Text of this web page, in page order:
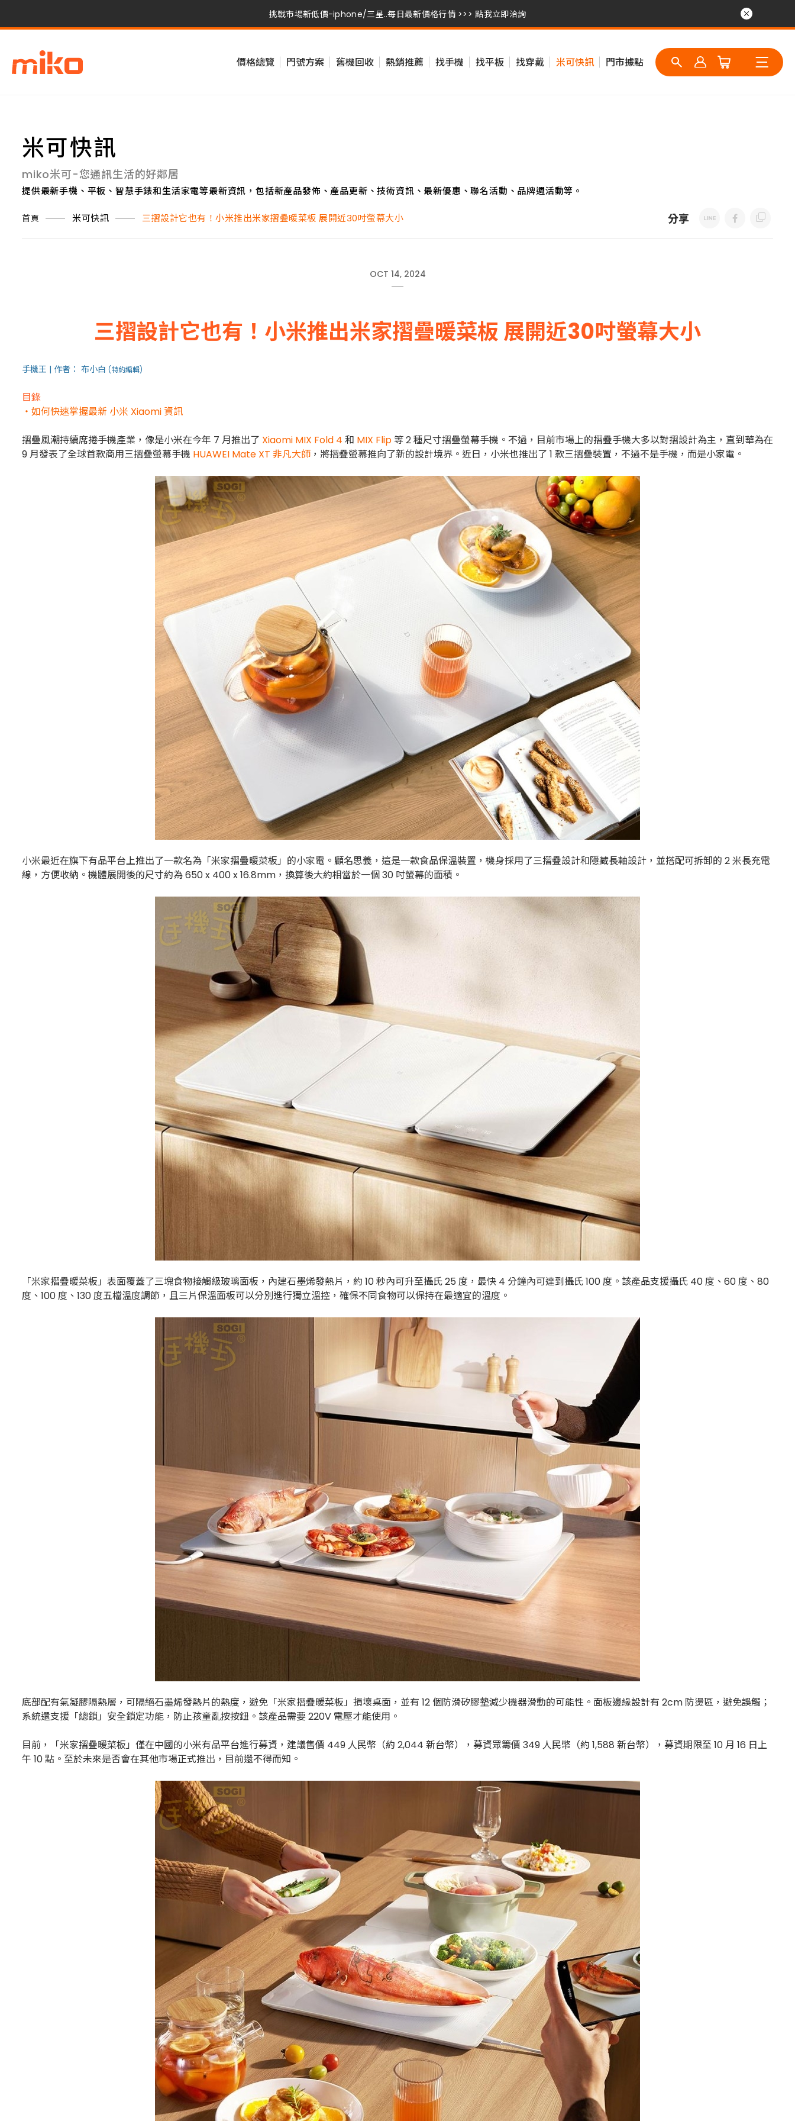
挑戰市場新低價-iphone/三星..每日最新價格行情 >>> 點我立即洽詢
挑戰市場新低價-iphone/三星..每日最新價格行情 >>> 點我立即洽詢
價格總覽 門號方案 舊機回收 熱銷推薦 找手機 找平板 找穿戴 米可快訊 門市據點
米可快訊
miko米可-您通訊生活的好鄰居
提供最新手機、平板、智慧手錶和生活家電等最新資訊，包括新產品發佈、產品更新、技術資訊、最新優惠、聯名活動、品牌週活動等。
首頁 米可快訊 三摺設計它也有！小米推出米家摺疊暖菜板 展開近30吋螢幕大小 分享
OCT 14, 2024
三摺設計它也有！小米推出米家摺疊暖菜板 展開近30吋螢幕大小
手機王 | 作者： 布小白 (特約編輯)
目錄
・如何快速掌握最新 小米 Xiaomi 資訊
摺疊風潮持續席捲手機產業，像是小米在今年 7 月推出了 Xiaomi MIX Fold 4 和 MIX Flip 等 2 種尺寸摺疊螢幕手機。不過，目前市場上的摺疊手機大多以對摺設計為主，直到華為在
9 月發表了全球首款商用三摺疊螢幕手機 HUAWEI Mate XT 非凡大師 ，將摺疊螢幕推向了新的設計境界。近日，小米也推出了 1 款三摺疊裝置，不過不是手機，而是小家電。
小米最近在旗下有品平台上推出了一款名為「米家摺疊暖菜板」的小家電。顧名思義，這是一款食品保溫裝置，機身採用了三摺疊設計和隱藏長軸設計，並搭配可拆卸的 2 米長充電
線，方便收納。機體展開後的尺寸約為 650 x 400 x 16.8mm，換算後大約相當於一個 30 吋螢幕的面積。
「米家摺疊暖菜板」表面覆蓋了三塊食物接觸級玻璃面板，內建石墨烯發熱片，約 10 秒內可升至攝氏 25 度，最快 4 分鐘內可達到攝氏 100 度。該產品支援攝氏 40 度、60 度、80
度、100 度、130 度五檔溫度調節，且三片保溫面板可以分別進行獨立溫控，確保不同食物可以保持在最適宜的溫度。
底部配有氣凝膠隔熱層，可隔絕石墨烯發熱片的熱度，避免「米家摺疊暖菜板」損壞桌面，並有 12 個防滑矽膠墊減少機器滑動的可能性。面板邊緣設計有 2cm 防燙區，避免誤觸；
系統還支援「總鎖」安全鎖定功能，防止孩童亂按按鈕。該產品需要 220V 電壓才能使用。
目前，「米家摺疊暖菜板」僅在中國的小米有品平台進行募資，建議售價 449 人民幣（約 2,044 新台幣），募資眾籌價 349 人民幣（約 1,588 新台幣），募資期限至 10 月 16 日上
午 10 點。至於未來是否會在其他市場正式推出，目前還不得而知。